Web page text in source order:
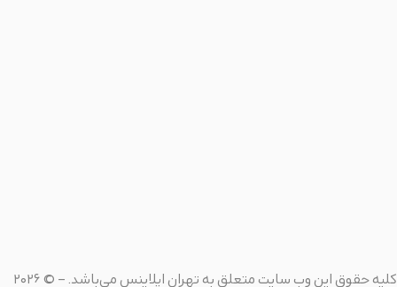
کلیه حقوق این وب سایت متعلق به تهران اپلاینس می‌باشد. – © 2026